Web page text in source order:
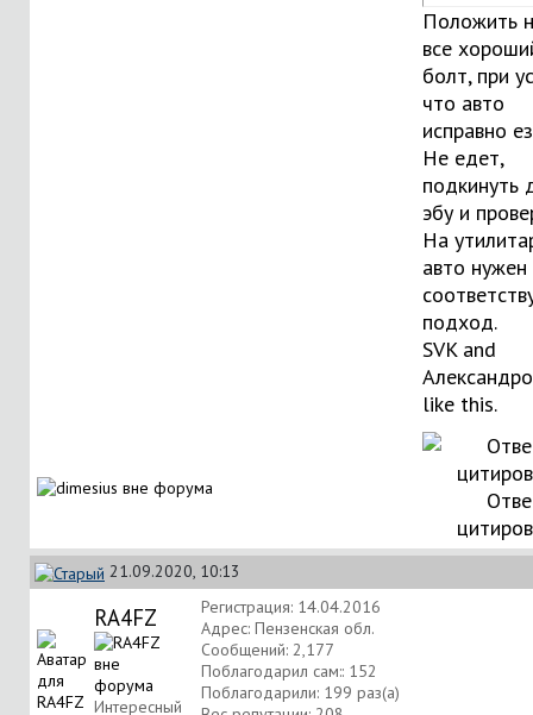
Положить
все
болт, при
что авто
исправно
Не едет,
подкинуть
эбу и
На
авто нужен
подход.
SVKand
like this.
21.09.2020, 10:13
RA4FZ
Интересный
Регистрация: 14.04.2016
Адрес: Пензенская обл.
Сообщений: 2,177
Поблагодарил сам:: 152
Поблагодарили: 199 раз(а)